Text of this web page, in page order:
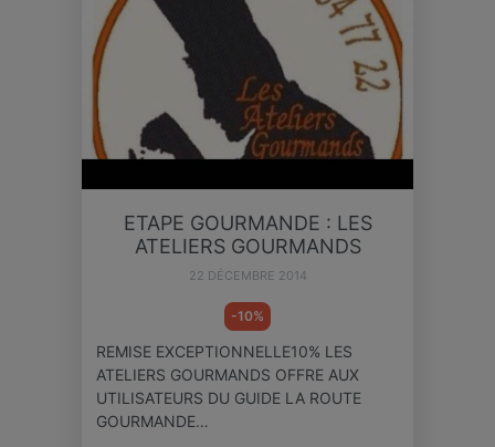
ETAPE GOURMANDE : LES
ATELIERS GOURMANDS
22 DÉCEMBRE 2014
-10%
REMISE EXCEPTIONNELLE10% LES
ATELIERS GOURMANDS OFFRE AUX
UTILISATEURS DU GUIDE LA ROUTE
GOURMANDE…